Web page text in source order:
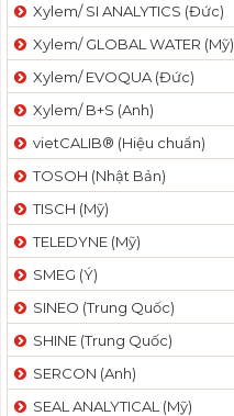
Xylem/ SI ANALYTICS (Đức)
Xylem/ GLOBAL WATER (Mỹ)
Xylem/ EVOQUA (Đức)
Xylem/ B+S (Anh)
vietCALIB® (Hiệu chuẩn)
TOSOH (Nhật Bản)
TISCH (Mỹ)
TELEDYNE (Mỹ)
SMEG (Ý)
SINEO (Trung Quốc)
SHINE (Trung Quốc)
SERCON (Anh)
SEAL ANALYTICAL (Mỹ)